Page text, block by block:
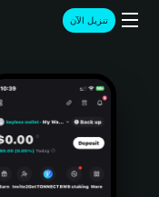
تنزيل الآن